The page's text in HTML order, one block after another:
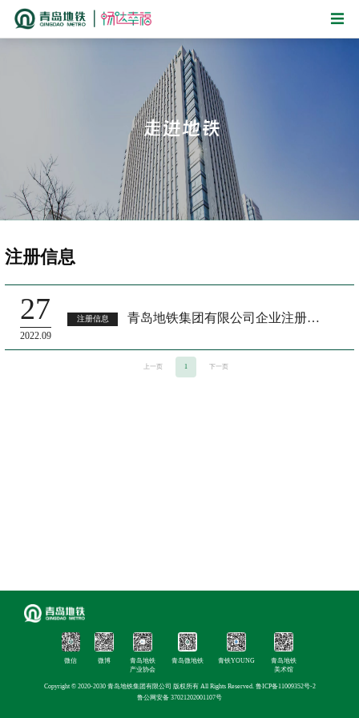
注册信息
27
2022.09
注册信息 青岛地铁集团有限公司企业注册信息
上一页 1 下一页
微信 微博
青岛地铁
产业协会
青岛微地铁 青铁YOUNG
青岛地铁
美术馆
Copyright © 2020-2030 青岛地铁集团有限公司 版权所有 All Rights Reserved. 鲁ICP备11009352号-2
鲁公网安备 37021202001107号